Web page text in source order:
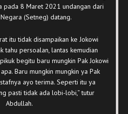
pada 8 Maret 2021 undangan dari
(Setneg) datang.
itu tidak disampaikan ke Jokowi
tahu persoalan, lantas kemudian
begitu baru mungkin Pak Jokowi
Baru mungkin mungkin ya Pak
ayo terima. Seperti itu ya
pasti tidak ada lobi-lobi,” tutur
Abdullah.